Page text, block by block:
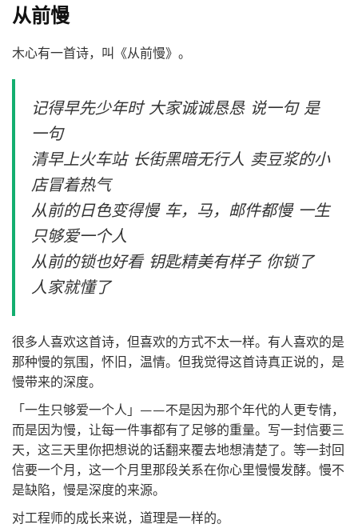
从前慢
木心有一首诗，叫《从前慢》。
记得早先少年时 大家诚诚恳恳 说一句 是
一句
清早上火车站 长街黑暗无行人 卖豆浆的小
店冒着热气
从前的日色变得慢 车，马，邮件都慢 一生
只够爱一个人
从前的锁也好看 钥匙精美有样子 你锁了
人家就懂了
很多人喜欢这首诗，但喜欢的方式不太一样。有人喜欢的是
那种慢的氛围，怀旧，温情。但我觉得这首诗真正说的，是
慢带来的深度。
「一生只够爱一个人」——不是因为那个年代的人更专情，
而是因为慢，让每一件事都有了足够的重量。写一封信要三
天，这三天里你把想说的话翻来覆去地想清楚了。等一封回
信要一个月，这一个月里那段关系在你心里慢慢发酵。慢不
是缺陷，慢是深度的来源。
对工程师的成长来说，道理是一样的。